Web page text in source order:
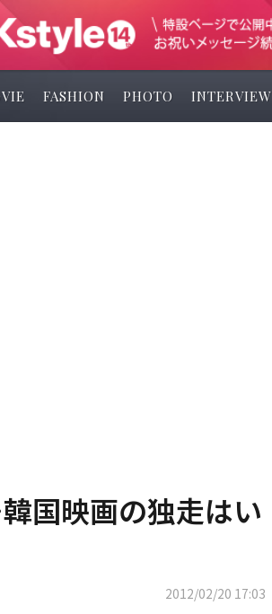
FASHION PHOTO INTERVIEW
国映画の独走はい
2012/02/20 17:03